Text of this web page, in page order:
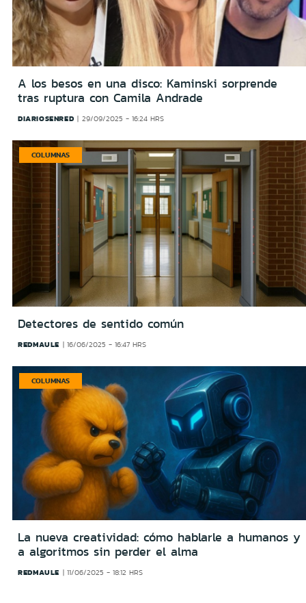
A los besos en una disco: Kaminski sorprende
tras ruptura con Camila Andrade
DIARIOSENRED 29/09/2025 - 16:24 HRS
COLUMNAS
Detectores de sentido común
REDMAULE 16/06/2025 - 16:47 HRS
COLUMNAS
La nueva creatividad: cómo hablarle a humanos y
a algoritmos sin perder el alma
REDMAULE 11/06/2025 - 18:12 HRS